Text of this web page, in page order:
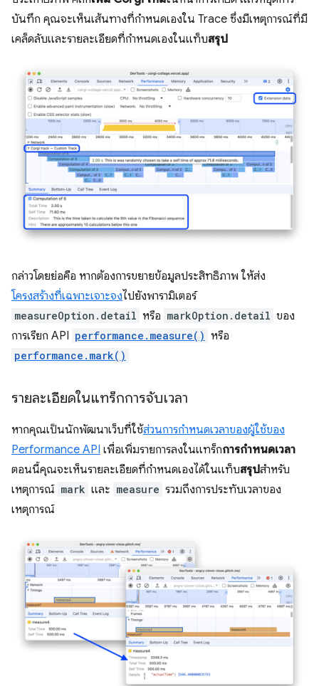
บันทึก คุณจะเห็นเส้นทางที่กำหนดเองใน Trace ซึ่งมีเหตุการณ์ที่มี
เคล็ดลับและรายละเอียดที่กำหนดเองในแท็บสรุป
กล่าวโดยย่อคือ หากต้องการขยายข้อมูลประสิทธิภาพ ให้ส่ง
โครงสร้างที่เฉพาะเจาะจงไปยังพารามิเตอร์
measureOption.detail หรือ markOption.detail ของ
การเรียก API performance.measure() หรือ
performance.mark()
รายละเอียดในแทร็กการจับเวลา
หากคุณเป็นนักพัฒนาเว็บที่ใช้ส่วนการกำหนดเวลาของผู้ใช้ของ
Performance API เพื่อเพิ่มรายการลงในแทร็กการกำหนดเวลา
ตอนนี้คุณจะเห็นรายละเอียดที่กำหนดเองได้ในแท็บสรุปสำหรับ
เหตุการณ์ mark และ measure รวมถึงการประทับเวลาของ
เหตุการณ์